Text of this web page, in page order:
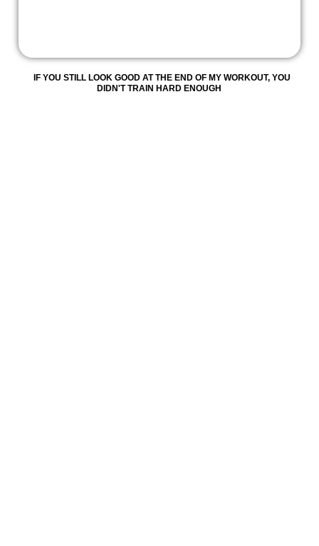
IF YOU STILL LOOK GOOD AT THE END OF MY WORKOUT, YOU
DIDN'T TRAIN HARD ENOUGH